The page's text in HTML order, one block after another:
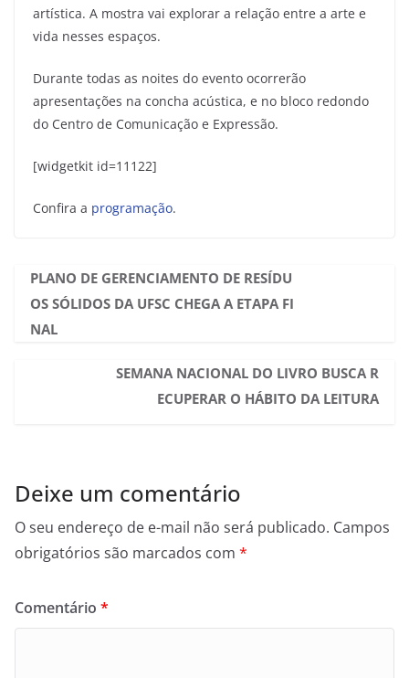
artística. A mostra vai explorar a relação entre a arte e
vida nesses espaços.
Durante todas as noites do evento ocorrerão
apresentações na concha acústica, e no bloco redondo
do Centro de Comunicação e Expressão.
[widgetkit id=11122]
Confira a programação.
PLANO DE GERENCIAMENTO DE RESÍDU
OS SÓLIDOS DA UFSC CHEGA A ETAPA FI
NAL
SEMANA NACIONAL DO LIVRO BUSCA R
ECUPERAR O HÁBITO DA LEITURA
Deixe um comentário
O seu endereço de e-mail não será publicado. Campos
obrigatórios são marcados com *
Comentário *